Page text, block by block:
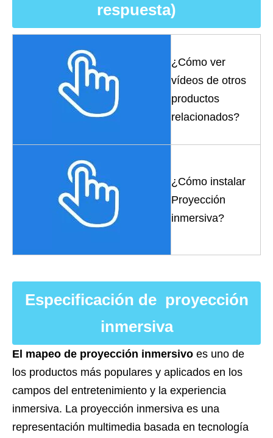
respuesta)
¿Cómo ver
vídeos de otros
productos
relacionados?
¿Cómo instalar
Proyección
inmersiva?
Especificación de proyección
inmersiva
El mapeo de proyección inmersivo es uno de
los productos más populares y aplicados en los
campos del entretenimiento y la experiencia
inmersiva. La proyección inmersiva es una
representación multimedia basada en tecnología